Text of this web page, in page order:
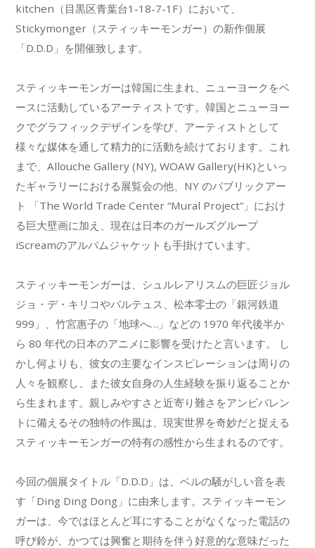
kitchen（目黒区青葉台1-18-7-1F）において、
Stickymonger（スティッキーモンガー）の新作個展
「D.D.D」を開催致します。
スティッキーモンガーは韓国に生まれ、ニューヨークをベ
ースに活動しているアーティストです。韓国とニューヨー
クでグラフィックデザインを学び、アーティストとして
様々な媒体を通して精力的に活動を続けております。これ
まで、Allouche Gallery (NY), WOAW Gallery(HK)といっ
たギャラリーにおける展覧会の他、NY のパブリックアー
ト 「The World Trade Center “Mural Project”」におけ
る巨大壁画に加え、現在は日本のガールズグループ
iScreamのアルバムジャケットも手掛けています。
スティッキーモンガーは、シュルレアリスムの巨匠ジョル
ジョ・デ・キリコやバルテュス、松本零士の「銀河鉄道
999」、竹宮惠子の「地球へ…」などの 1970 年代後半か
ら 80 年代の日本のアニメに影響を受けたと言います。 し
かし何よりも、彼女の主要なインスピレーションは周りの
人々を観察し、また彼女自身の人生経験を振り返ることか
ら生まれます。親しみやすさと近寄り難さをアンビバレン
トに備えるその独特の作風は、現実世界を奇妙だと捉える
スティッキーモンガーの特有の感性から生まれるのです。
今回の個展タイトル「D.D.D」は、ベルの騒がしい音を表
す「Ding Ding Dong」に由来します。スティッキーモン
ガーは、今ではほとんど耳にすることがなくなった電話の
呼び鈴が、かつては興奮と期待を伴う好意的な意味だった